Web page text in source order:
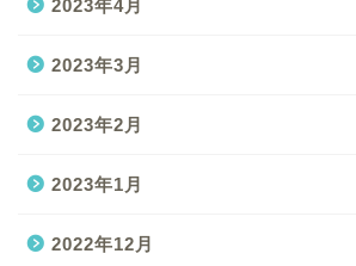
2023年4月
2023年3月
2023年2月
2023年1月
2022年12月